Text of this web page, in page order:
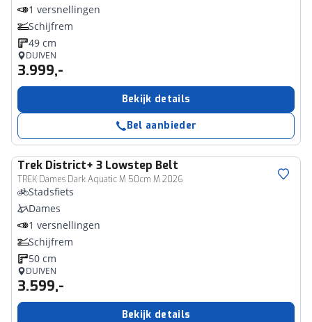
1 versnellingen
Schijfrem
49 cm
DUIVEN
3.999,-
Bekijk details
Bel aanbieder
Trek District+ 3 Lowstep Belt
TREK Dames Dark Aquatic M 50cm M 2026
Stadsfiets
Dames
1 versnellingen
Schijfrem
50 cm
DUIVEN
3.599,-
Bekijk details